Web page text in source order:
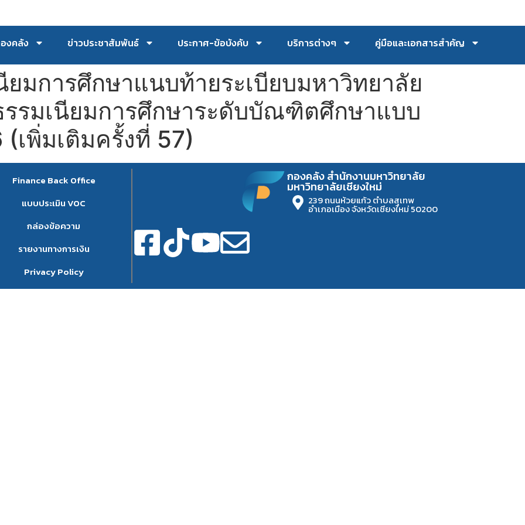
งคลัง ข่าวประชาสัมพันธ์ ประกาศ-ข้อบังคับ บริการต่างๆ คู่มือและเอกสารสำคัญ
มการศึกษาแนบท้ายระเบียบมหาวิทยาลัย
รรมเนียมการศึกษาระดับบัณฑิตศึกษาแบบ
เพิ่มเติมครั้งที่ 57)
Finance Back Office
แบบประเมิน VOC
กล่องข้อความ
รายงานทางการเงิน
Privacy Policy
กองคลัง สำนักงานมหาวิทยาลัย
มหาวิทยาลัยเชียงใหม่
239 ถนนห้วยแก้ว ตำบลสุเทพ
อำเภอเมือง จังหวัดเชียงใหม่ 50200